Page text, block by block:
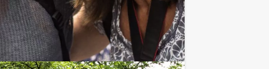
Als u bereid bent voor het minimale
personen boeken.